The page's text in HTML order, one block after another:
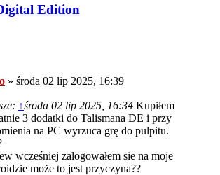
Edition
» środa 02 lip 2025, 16:39
↑środa 02 lip 2025, 16:34 Kupiłem
3 dodatki do Talismana DE i przy
na PC wyrzuca grę do pulpitu.
wcześniej zalogowałem sie na moje
może to jest przyczyna??